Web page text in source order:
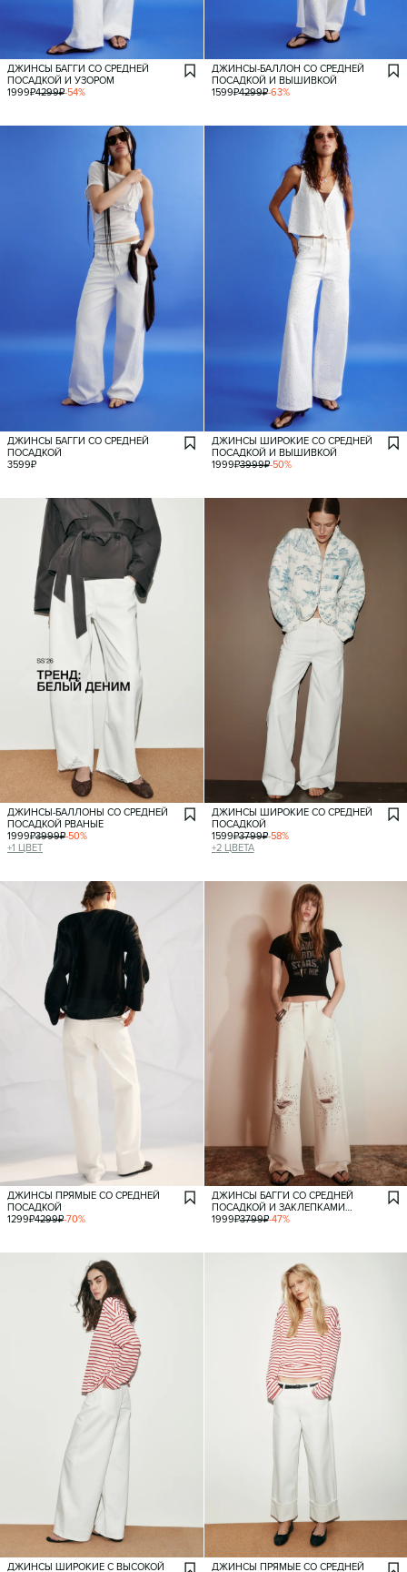
ДЖИНСЫ БАГГИ СО СРЕДНЕЙ
ПОСАДКОЙ И УЗОРОМ
1999₽4299₽-54%
ДЖИНСЫ-БАЛЛОН СО СРЕДНЕЙ
ПОСАДКОЙ И ВЫШИВКОЙ
1599₽4299₽-63%
ДЖИНСЫ БАГГИ СО СРЕДНЕЙ
ПОСАДКОЙ
3599₽
ДЖИНСЫ ШИРОКИЕ СО СРЕДНЕЙ
ПОСАДКОЙ И ВЫШИВКОЙ
1999₽3999₽-50%
ДЖИНСЫ-БАЛЛОНЫ СО СРЕДНЕЙ
ПОСАДКОЙ РВАНЫЕ
1999₽3999₽-50%
+1 ЦВЕТ
ДЖИНСЫ ШИРОКИЕ СО СРЕДНЕЙ
ПОСАДКОЙ
1599₽3799₽-58%
+2 ЦВЕТА
ДЖИНСЫ ПРЯМЫЕ СО СРЕДНЕЙ
ПОСАДКОЙ
1299₽4299₽-70%
ДЖИНСЫ БАГГИ СО СРЕДНЕЙ
ПОСАДКОЙ И ЗАКЛЕПКАМИ
РВАНЫЕ
1999₽3799₽-47%
ДЖИНСЫ ШИРОКИЕ С ВЫСОКОЙ
ДЖИНСЫ ПРЯМЫЕ СО СРЕДНЕЙ